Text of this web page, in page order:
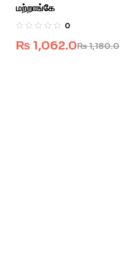
மற்றாங்கே
0
₨1,180.0
₨ 1,062.0